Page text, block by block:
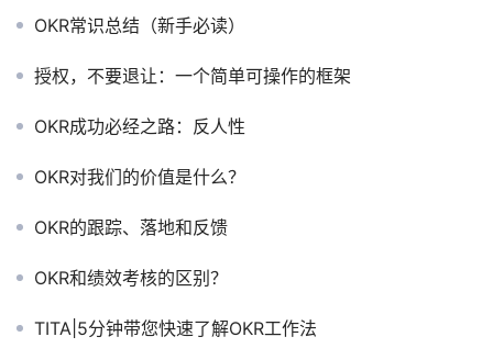
OKR常识总结（新手必读）
授权，不要退让：一个简单可操作的框架
OKR成功必经之路：反人性
OKR对我们的价值是什么？
OKR的跟踪、落地和反馈
OKR和绩效考核的区别？
TITA|5分钟带您快速了解OKR工作法